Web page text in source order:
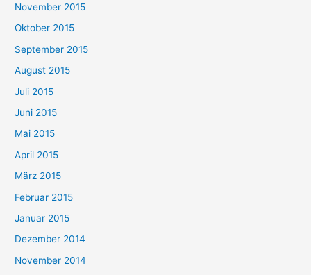
November 2015
Oktober 2015
September 2015
August 2015
Juli 2015
Juni 2015
Mai 2015
April 2015
März 2015
Februar 2015
Januar 2015
Dezember 2014
November 2014